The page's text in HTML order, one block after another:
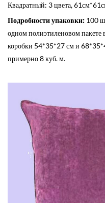
Квадратный: 3 цвета,
Подробности упаковки: 100
одном полиэтиленовом пакете
коробки 54*35*27 см и
примерно 8 куб. м.